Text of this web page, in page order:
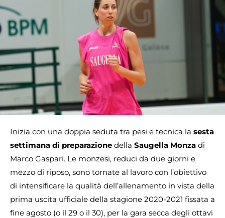
Inizia con una doppia seduta tra pesi e tecnica la sesta
settimana di preparazione della Saugella Monza di
Marco Gaspari. Le monzesi, reduci da due giorni e
mezzo di riposo, sono tornate al lavoro con l’obiettivo
di intensificare la qualità dell’allenamento in vista della
prima uscita ufficiale della stagione 2020-2021 fissata a
fine agosto (o il 29 o il 30), per la gara secca degli ottavi